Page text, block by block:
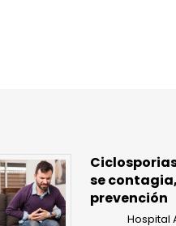
se
prevención
Hospital